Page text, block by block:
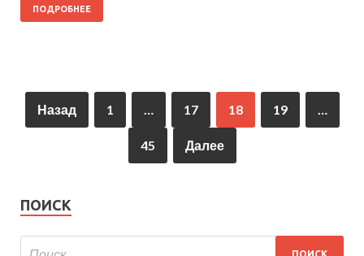
ПОДРОБНЕЕ
Назад 1 … 17 18 19 …
45 Далее
ПОИСК